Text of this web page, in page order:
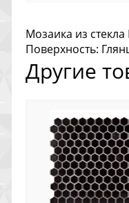
Мозаика из
Поверхность:
Другие